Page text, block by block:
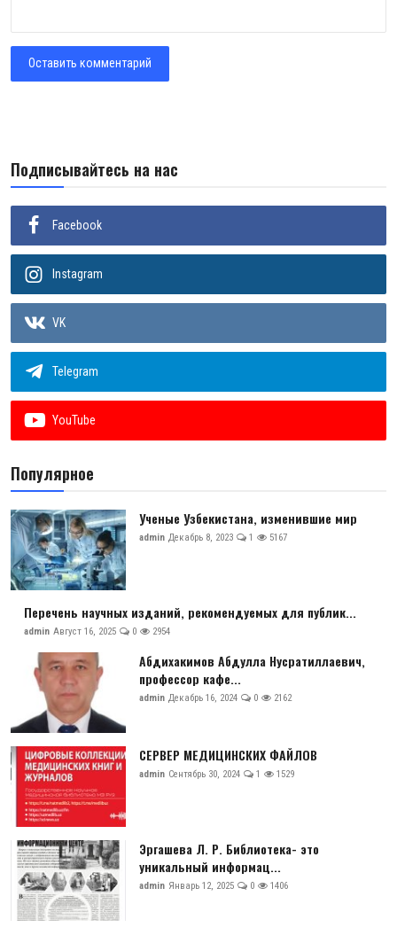
Оставить комментарий
Подписывайтесь на нас
Facebook
Instagram
VK
Telegram
YouTube
Популярное
Ученые Узбекистана, изменившие мир
admin Декабрь 8, 2023 1 5167
Перечень научных изданий, рекомендуемых для публик...
admin Август 16, 2025 0 2954
Абдихакимов Абдулла Нусратиллаевич,
профессор кафе...
admin Декабрь 16, 2024 0 2162
СЕРВЕР МЕДИЦИНСКИХ ФАЙЛОВ
admin Сентябрь 30, 2024 1 1529
Эргашева Л. Р. Библиотека- это
уникальный информац...
admin Январь 12, 2025 0 1406